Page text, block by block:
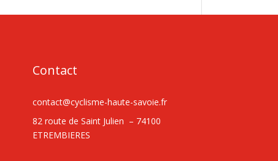
Contact
contact@cyclisme-haute-savoie.fr
82 route de Saint Julien – 74100
ETREMBIERES